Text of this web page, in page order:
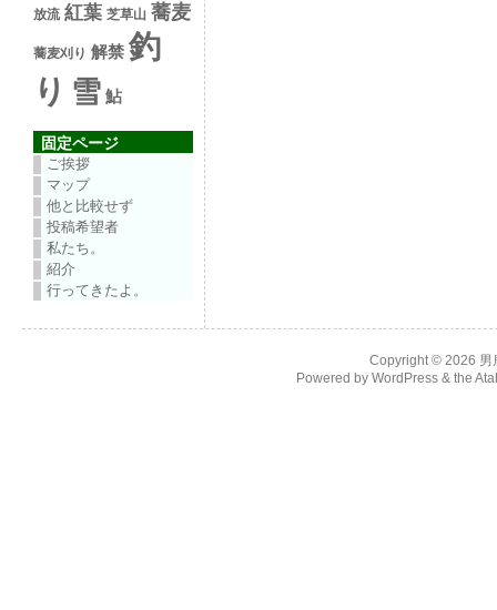
放流 紅葉 芝草山 蕎麦
蕎麦刈り 解禁 釣
り 雪 鮎
固定ページ
ご挨拶
マップ
他と比較せず
投稿希望者
私たち。
紹介
行ってきたよ。
Copyright © 2026 男
Powered by WordPress & the